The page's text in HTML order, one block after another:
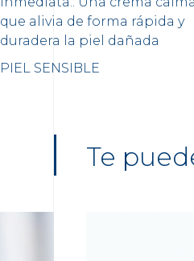
que alivia de forma rápida y
duradera la piel dañada
PIEL SENSIBLE
Te